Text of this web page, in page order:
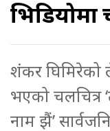
भिडियोमा
शंकर घिमिरेको
भएको चलचित्र
नाम झैं’